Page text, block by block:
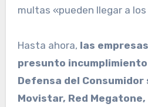
multas «pueden llegar a
Hasta ahora, las
presunto incumplimiento
Defensa del Consumidor
Movistar, Red